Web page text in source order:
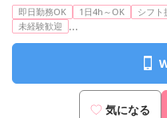
即日勤務OK 1日4h～OK シフト
未経験歓迎
...
気になる